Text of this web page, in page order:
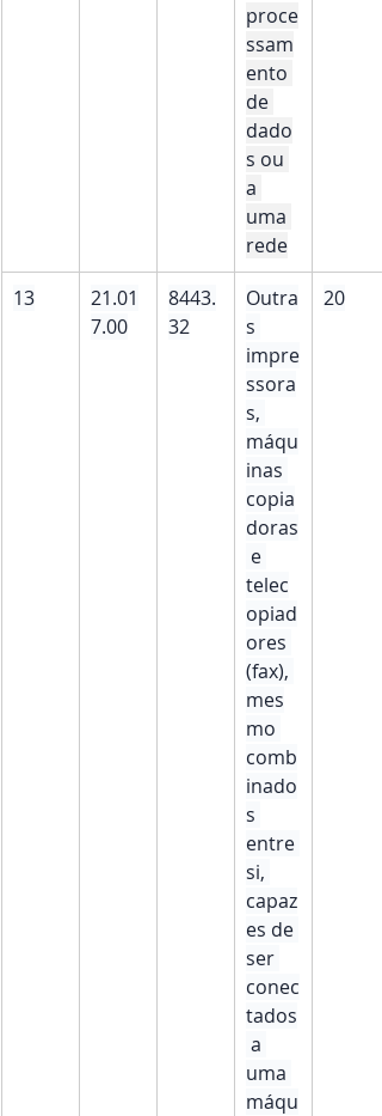
proce
ssam
ento
de
dado
s ou
a
uma
rede
13
21.01
7.00
8443.
32
Outra
s
impre
ssora
s,
máqu
inas
copia
doras
e
telec
opiad
ores
(fax),
mes
mo
comb
inado
s
entre
si,
capaz
es de
ser
conec
tados
a
uma
máqu
20